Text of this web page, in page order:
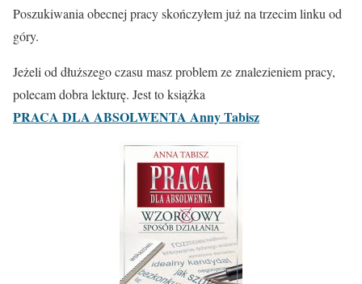
Poszukiwania obecnej pracy skończyłem już na trzecim linku od
góry.
Jeżeli od dłuższego czasu masz problem ze znalezieniem pracy,
polecam dobra lekturę. Jest to książka
PRACA DLA ABSOLWENTA Anny Tabisz